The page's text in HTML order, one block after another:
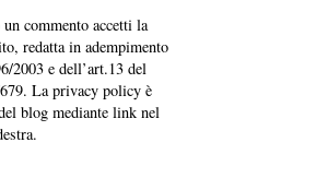
commento accetti la
redatta in adempimento
2003 e dell’art.13 del
La privacy policy è
blog mediante link nel